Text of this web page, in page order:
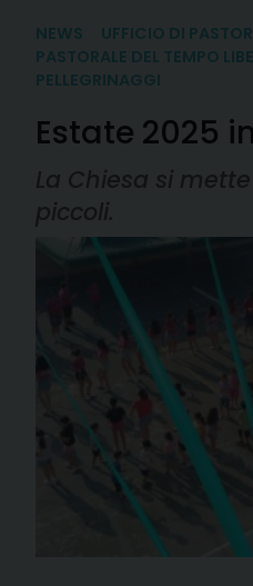
NEWS UFFICIO DI
PASTORALE DEL TEMPO
PELLEGRINAGGI
Estate 2025
La Chiesa si
piccoli.